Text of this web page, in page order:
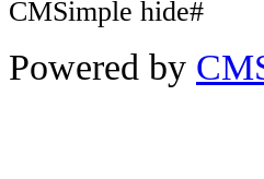
CMSimple hide#
Powered by